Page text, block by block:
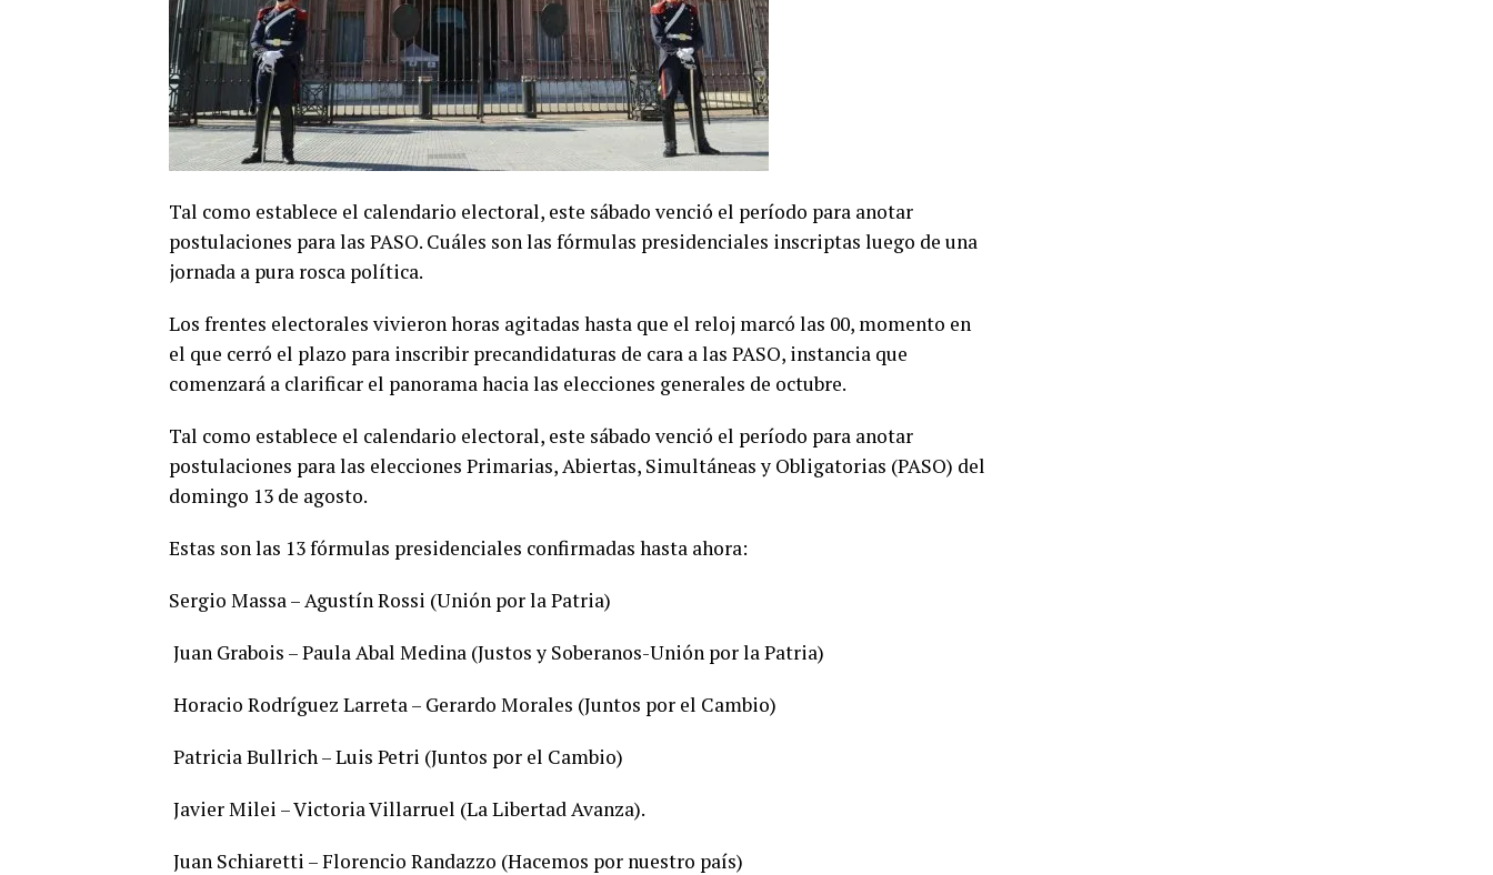
Tal como establece el calendario electoral, este sábado venció el período para anotar
postulaciones para las PASO. Cuáles son las fórmulas presidenciales inscriptas luego de una
jornada a pura rosca política.
Los frentes electorales vivieron horas agitadas hasta que el reloj marcó las 00, momento en
el que cerró el plazo para inscribir precandidaturas de cara a las PASO, instancia que
comenzará a clarificar el panorama hacia las elecciones generales de octubre.
Tal como establece el calendario electoral, este sábado venció el período para anotar
postulaciones para las elecciones Primarias, Abiertas, Simultáneas y Obligatorias (PASO) del
domingo 13 de agosto.
Estas son las 13 fórmulas presidenciales confirmadas hasta ahora:
Sergio Massa – Agustín Rossi (Unión por la Patria)
Juan Grabois – Paula Abal Medina (Justos y Soberanos-Unión por la Patria)
Horacio Rodríguez Larreta – Gerardo Morales (Juntos por el Cambio)
Patricia Bullrich – Luis Petri (Juntos por el Cambio)
Javier Milei – Victoria Villarruel (La Libertad Avanza).
Juan Schiaretti – Florencio Randazzo (Hacemos por nuestro país)